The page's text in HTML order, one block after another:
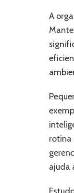
A
rotina
ajuda